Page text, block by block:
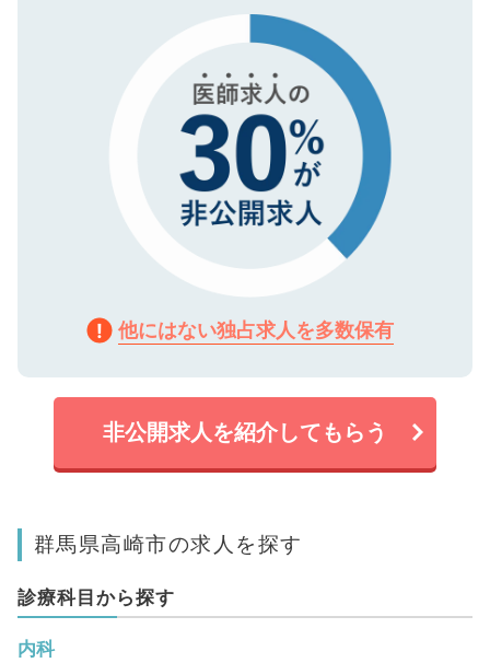
で、機密保持に関してもご安心ください。
他にはない独占求人を多数保有
非公開求人を紹介してもらう
群馬県高崎市の求人を探す
診療科目から探す
内科